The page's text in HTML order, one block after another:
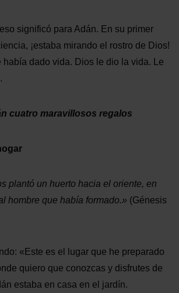
significó para Adán. En su primer
¡estaba mirando el rostro de Dios!
había dado vida. Dios le dio la vida. Le
cuatro maravillosos regalos
plantó un huerto hacia el oriente, en
hombre que había formado.» (Génesis
«Este es el lugar que he preparado
quiero que conozcas y disfrutes de
estaba en casa en el jardín.